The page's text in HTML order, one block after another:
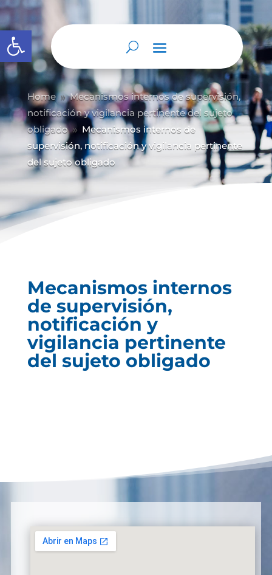
Abrir barra de herramientas
Home 9 Mecanismos internos de supervisión,
notificación y vigilancia pertinente del sujeto
obligado 9 Mecanismos internos de
supervisión, notificación y vigilancia pertinente
del sujeto obligado
Mecanismos internos
de supervisión,
notificación y
vigilancia pertinente
del sujeto obligado